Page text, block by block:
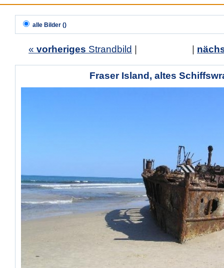
alle Bilder ()
« vorheriges Strandbild
Fraser Island, altes